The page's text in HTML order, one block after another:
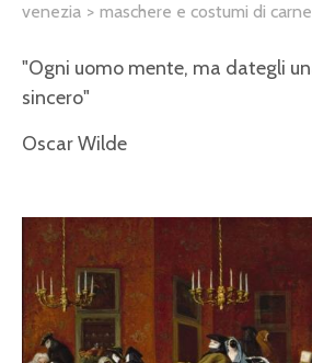
venezia
maschere e costumi di
"Ogni uomo mente, ma dategli
sincero"
Oscar Wilde